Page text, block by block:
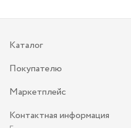
Каталог
Покупателю
Маркетплейс
Контактная информация